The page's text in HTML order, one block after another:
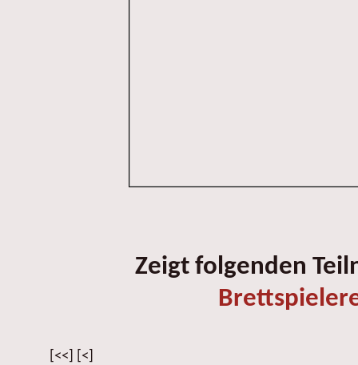
Zeigt folgenden
[<<] [<]